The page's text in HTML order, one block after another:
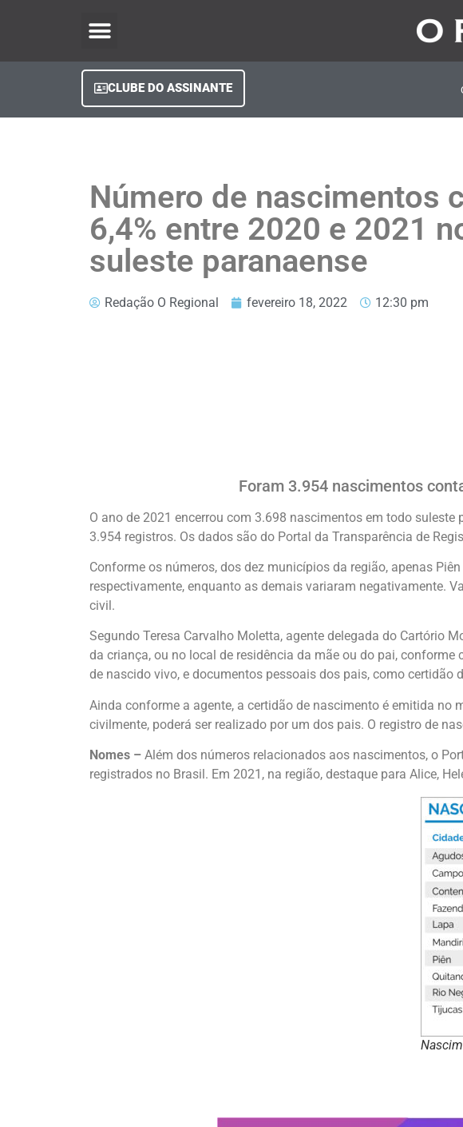
CLUBE DO ASSINANTE
Número de nascimentos
6,4% entre 2020 e 2021
suleste paranaense
Redação O Regional fevereiro 18, 2022 12:30 pm
Foram 3.954 nascimentos
O ano de 2021 encerrou com 3.698 nascimentos em todo
3.954 registros. Os dados são do Portal da Transparência de
Conforme os números, dos dez municípios da região, apenas
respectivamente, enquanto as demais variaram negativamente.
civil.
Segundo Teresa Carvalho Moletta, agente delegada do Cartório
da criança, ou no local de residência da mãe ou do pai, conforme
de nascido vivo, e documentos pessoais dos pais, como certidão
Ainda conforme a agente, a certidão de nascimento é emitida no
civilmente, poderá ser realizado por um dos pais. O registro de
Nomes – Além dos números relacionados aos nascimentos, o
registrados no Brasil. Em 2021, na região, destaque para Alice,